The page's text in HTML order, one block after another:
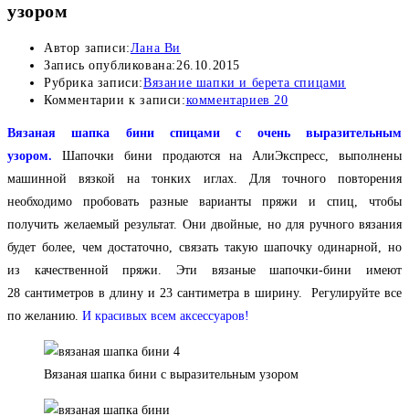
узором
Автор записи:Лана Ви
Запись опубликована:26.10.2015
Рубрика записи:Вязание шапки и берета спицами
Комментарии к записи:комментариев 20
Вязаная шапка бини спицами с очень выразительным
узором. Шапочки бини продаются на АлиЭкспресс, выполнены
машинной вязкой на тонких иглах. Для точного повторения
необходимо пробовать разные варианты пряжи и спиц, чтобы
получить желаемый результат. Они двойные, но для ручного вязания
будет более, чем достаточно, связать такую шапочку одинарной, но
из качественной пряжи. Эти вязаные шапочки-бини имеют
28 сантиметров в длину и 23 сантиметра в ширину. Регулируйте все
по желанию. И красивых всем аксессуаров!
Вязаная шапка бини с выразительным узором